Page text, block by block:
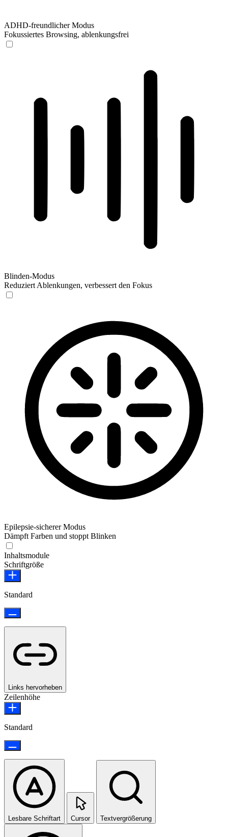
ADHD-freundlicher Modus
Fokussiertes Browsing, ablenkungsfrei
Blinden-Modus
Reduziert Ablenkungen, verbessert den Fokus
Epilepsie-sicherer Modus
Dämpft Farben und stoppt Blinken
Inhaltsmodule
Schriftgröße
Standard
Links hervorheben
Zeilenhöhe
Standard
Lesbare Schriftart Cursor Textvergrößerung